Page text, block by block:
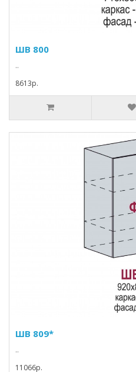
ШВ 800
..
8613p.
ШВ 809*
..
11066p.